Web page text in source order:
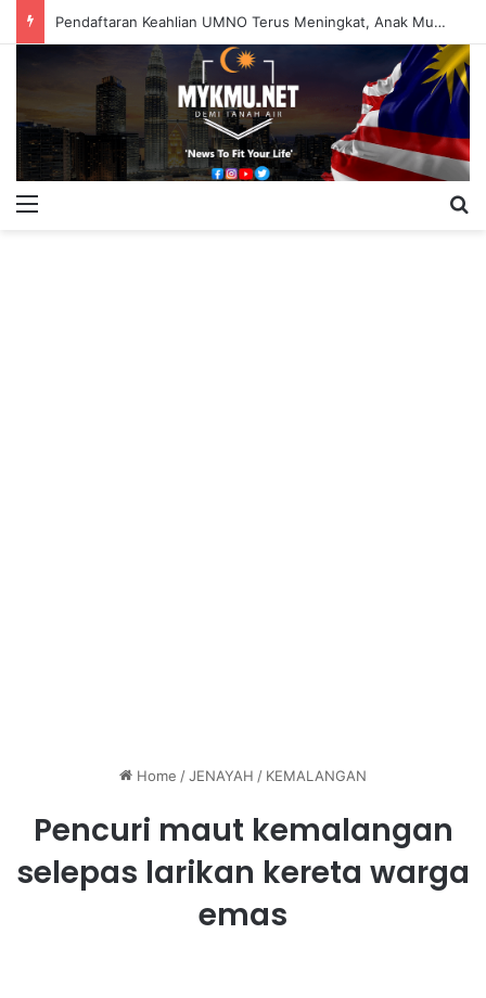
Pendaftaran Keahlian UMNO Terus Meningkat, Anak Muda Dominasi Ahli Baharu
Home /JENAYAH / KEMALANGAN
Pencuri maut kemalangan
selepas larikan kereta warga
emas